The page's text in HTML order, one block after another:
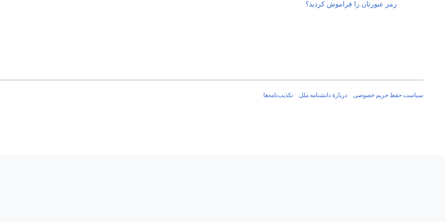
رمز عبورتان را فراموش کردید؟
سیاست حفظ حریم خصوصی دربارهٔ دانشنامه ملل تکذیب‌نامه‌ها